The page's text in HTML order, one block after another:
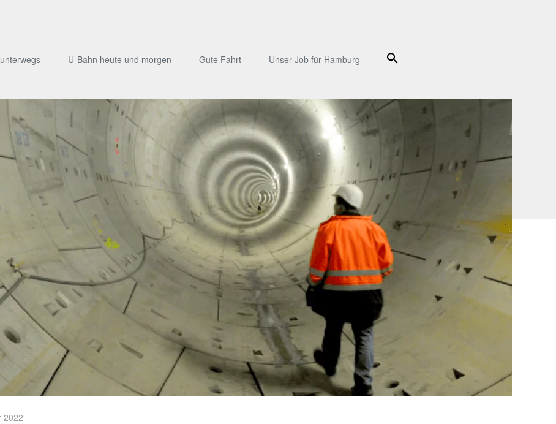
U-Bahn heute und morgen Gute Fahrt Unser Job für Hamburg Suche
2022